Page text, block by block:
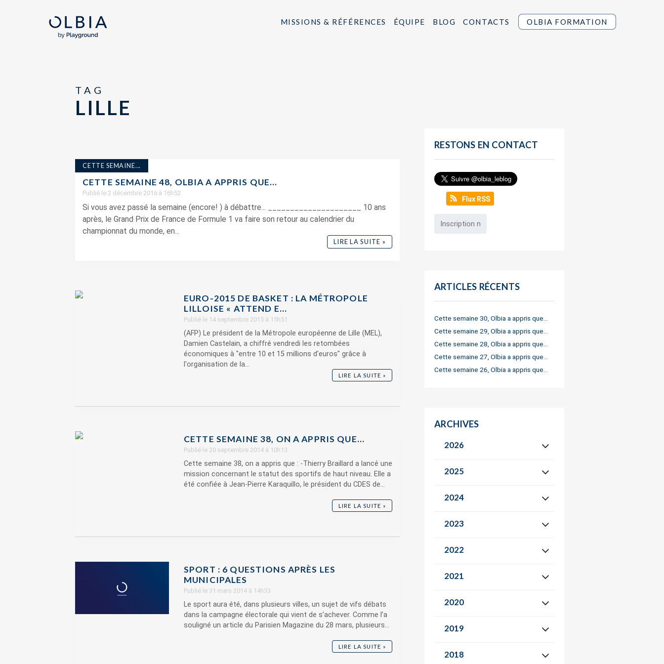
MISSIONS & RÉFÉRENCES ÉQUIPE BLOG CONTACTS OLBIA FORMATION
TAG
LILLE
CETTE SEMAINE...
CETTE SEMAINE 48, OLBIA A APPRIS QUE…
Publié le 2 décembre 2016 à 16h52
Si vous avez passé la semaine (encore! ) à débattre... _____________________ 10 ans
après, le Grand Prix de France de Formule 1 va faire son retour au calendrier du
championnat du monde, en...
LIRE LA SUITE »
EURO-2015 DE BASKET : LA MÉTROPOLE
LILLOISE « ATTEND E...
Publié le 14 septembre 2015 à 15h51
(AFP) Le président de la Métropole européenne de Lille (MEL),
Damien Castelain, a chiffré vendredi les retombées
économiques à "entre 10 et 15 millions d'euros" grâce à
l'organisation de la...
LIRE LA SUITE »
CETTE SEMAINE 38, ON A APPRIS QUE…
Publié le 20 septembre 2014 à 10h13
Cette semaine 38, on a appris que : -Thierry Braillard a lancé une
mission concernant le statut des sportifs de haut niveau. Elle a
été confiée à Jean-Pierre Karaquillo, le président du CDES de...
LIRE LA SUITE »
SPORT : 6 QUESTIONS APRÈS LES
MUNICIPALES
Publié le 31 mars 2014 à 14h33
Le sport aura été, dans plusieurs villes, un sujet de vifs débats
dans la campagne électorale qui vient de s’achever. Comme l’a
souligné un article du Parisien Magazine du 28 mars, plusieurs...
LIRE LA SUITE »
RESTONS EN CONTACT
Flux RSS
ARTICLES RÉCENTS
Cette semaine 30, Olbia a appris que…
Cette semaine 29, Olbia a appris que…
Cette semaine 28, Olbia a appris que…
Cette semaine 27, Olbia a appris que…
Cette semaine 26, Olbia a appris que…
ARCHIVES
2026
2025
2024
2023
2022
2021
2020
2019
2018